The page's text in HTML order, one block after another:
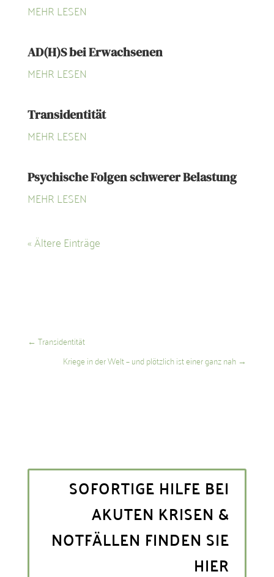
MEHR LESEN
AD(H)S bei Erwachsenen
MEHR LESEN
Transidentität
MEHR LESEN
Psychische Folgen schwerer Belastung
MEHR LESEN
« Ältere Einträge
← Transidentität
Kriege in der Welt – und plötzlich ist einer ganz nah →
SOFORTIGE HILFE BEI
AKUTEN KRISEN &
NOTFÄLLEN FINDEN SIE
HIER